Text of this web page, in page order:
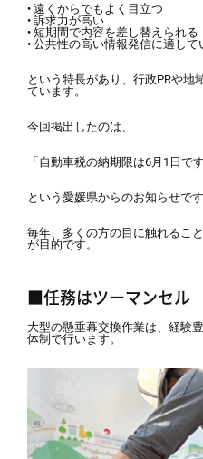
• 遠くからでもよく目立つ
• 訴求力が高い
• 短期間で内容を差し替えられる
• 公共性の高い情報発信に適して
という特長があり、行政PRや地
ています。
今回掲出したのは、
「自動車税の納期限は6月1日です
という愛媛県からのお知らせです
毎年、多くの方の目に触れるこ
が目的です。
■任務はツーマンセル
大型の懸垂幕交換作業は、経験
体制で行います。